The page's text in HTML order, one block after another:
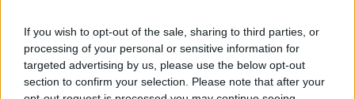
If you wish to opt-out of the sale, sharing to third parties, or
processing of your personal or sensitive information for
targeted advertising by us, please use the below opt-out
section to confirm your selection. Please note that after your